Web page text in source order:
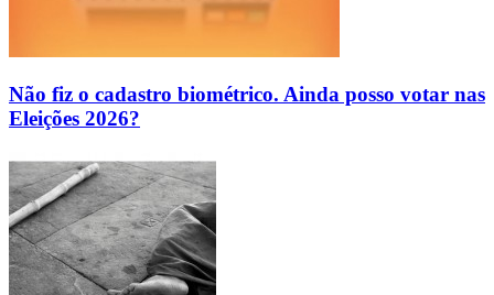
Não fiz o cadastro biométrico. Ainda posso votar nas
Eleições 2026?